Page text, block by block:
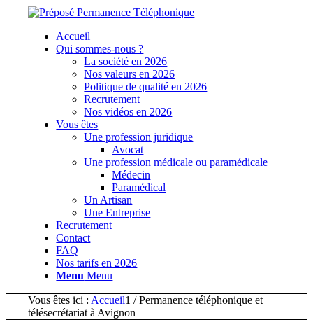
Accueil
Qui sommes-nous ?
La société en 2026
Nos valeurs en 2026
Politique de qualité en 2026
Recrutement
Nos vidéos en 2026
Vous êtes
Une profession juridique
Avocat
Une profession médicale ou paramédicale
Médecin
Paramédical
Un Artisan
Une Entreprise
Recrutement
Contact
FAQ
Nos tarifs en 2026
Menu Menu
Vous êtes ici : Accueil1 / Permanence téléphonique et
télésecrétariat à Avignon